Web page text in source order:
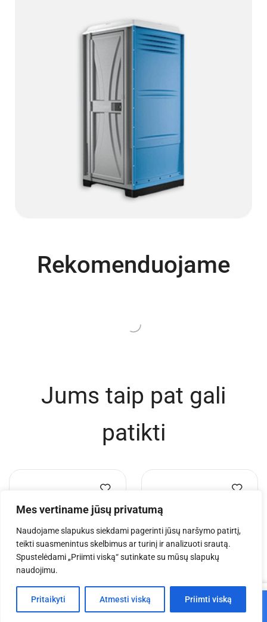
Mes vertiname jūsų privatumą
Naudojame slapukus siekdami pagerinti jūsų naršymo patirtį,
teikti suasmenintus skelbimus ar turinį ir analizuoti srautą.
Spustelėdami „Priimti viską“ sutinkate su mūsų slapukų
naudojimu.
Pritaikyti Atmesti viską Priimti viską
Rekomenduojame
GPP Stages Podestas
choro pakylai 1×0,5 m
Choro pakyla 6×1,5 m su
Jums taip pat gali
patiktiĮ krepšelį
Pagrindinis Parduotuvė Krepšelis Paskyra